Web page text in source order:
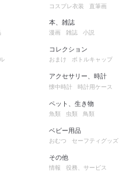
コスプレ衣装 直筆画
本、雑誌
漫画 雑誌 小説
コレクション
おまけ ボトルキャップ
アクセサリー、時計
懐中時計 時計用ケース
ペット、生き物
魚類 虫類 鳥類
ベビー用品
おむつ セーフティグッズ
その他
情報 役務、サービス